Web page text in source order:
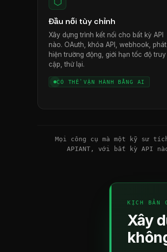
Đầu nối tùy chỉnh
Xây dựng trình kết nối cho bất kỳ API
nào. OAuth, khóa API, webhook, phát
hiện trường động, giới hạn tốc độ truy
cập, thử lại.
CÓ THỂ VẬN HÀNH BẰNG AI
Mọi công cụ mà một kỹ sư
APIANT, với bất kỳ API
KỊCH BẢN
Xây